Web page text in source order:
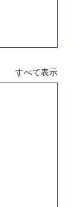
すべて表示